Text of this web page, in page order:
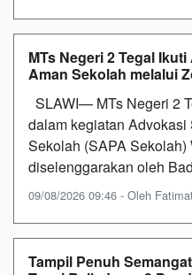
MTs Negeri 2 Tegal
Aman Sekolah melalui
SLAWI— MTs Negeri 2
dalam kegiatan
Sekolah (SAPA
diselenggarakan oleh
09/08/2026 09:46 - Oleh
Tampil Penuh